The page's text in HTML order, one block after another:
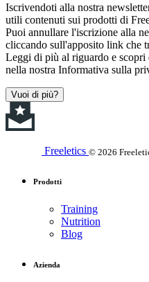
Iscrivendoti alla nostra
utili contenuti sui prodotti di
Puoi annullare l'iscrizione alla
cliccando sull'apposito link che
Leggi di più al riguardo e scopri
nella nostra Informativa sulla
Vuoi di più?
Freeletics © 2026
Prodotti
Training
Nutrition
Blog
Azienda